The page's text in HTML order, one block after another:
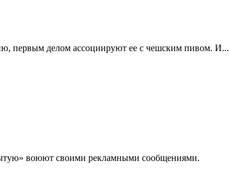
первым делом ассоциируют ее с чешским пивом. И...
воюют своими рекламными сообщениями.